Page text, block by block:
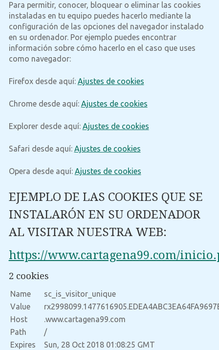
Para permitir, conocer, bloquear o eliminar las cookies
instaladas en tu equipo puedes hacerlo mediante la
configuración de las opciones del navegador instalado
en su ordenador. Por ejemplo puedes encontrar
información sobre cómo hacerlo en el caso que uses
como navegador:
Firefox desde aquí: Ajustes de cookies
Chrome desde aquí: Ajustes de cookies
Explorer desde aquí: Ajustes de cookies
Safari desde aquí: Ajustes de cookies
Opera desde aquí: Ajustes de cookies
EJEMPLO DE LAS COOKIES QUE SE
INSTALARÓN EN SU ORDENADOR
AL VISITAR NUESTRA WEB:
https://www.cartagena99.com/
2 cookies
Name
sc_is_visitor_unique
Value
Host
.www.cartagena99.com
Path
/
Expires
Sun, 28 Oct 2018 01:08:25 GMT